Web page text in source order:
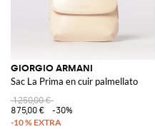
GIORGIO ARMANI
Sac La Prima en cuir palmellato
1 250,00 €
875,00 €
-30%